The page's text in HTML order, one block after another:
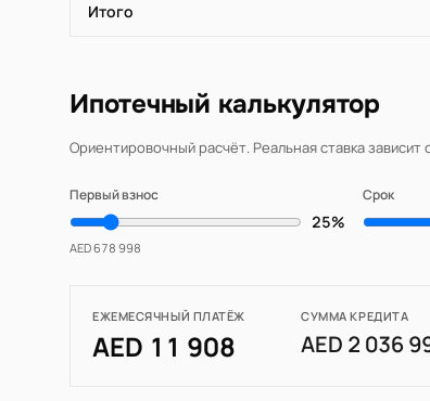
Итого
Ипотечный калькулятор
Ориентировочный расчёт. Реальная ставка
Первый взнос
25%
AED 678 998
Срок
ЕЖЕМЕСЯЧНЫЙ ПЛАТЁЖ
AED 11 908
СУММА КРЕДИТА
AED 2 036